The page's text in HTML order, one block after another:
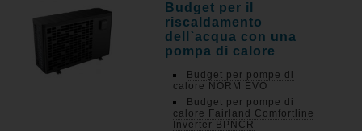
Budget per il
riscaldamento
dell`acqua con una
pompa di calore
Budget per pompe di
calore NORM EVO
Budget per pompe di
calore Fairland Comfortline
Inverter BPNCR